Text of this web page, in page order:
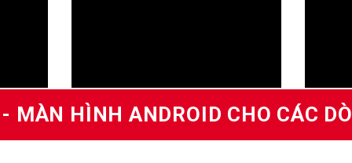
MÀN HÌNH ANDROID CHO CÁC